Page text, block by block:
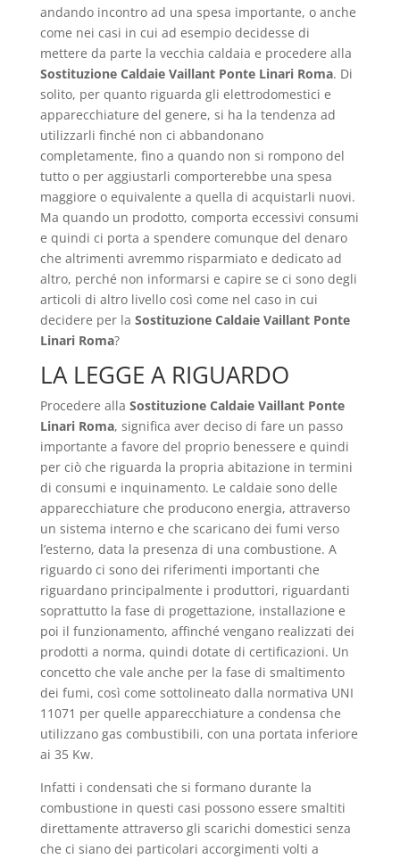
andando incontro ad una spesa importante, o anche
come nei casi in cui ad esempio decidesse di
mettere da parte la vecchia caldaia e procedere alla
Sostituzione Caldaie Vaillant Ponte Linari Roma. Di
solito, per quanto riguarda gli elettrodomestici e
apparecchiature del genere, si ha la tendenza ad
utilizzarli finché non ci abbandonano
completamente, fino a quando non si rompono del
tutto o per aggiustarli comporterebbe una spesa
maggiore o equivalente a quella di acquistarli nuovi.
Ma quando un prodotto, comporta eccessivi consumi
e quindi ci porta a spendere comunque del denaro
che altrimenti avremmo risparmiato e dedicato ad
altro, perché non informarsi e capire se ci sono degli
articoli di altro livello così come nel caso in cui
decidere per la Sostituzione Caldaie Vaillant Ponte
Linari Roma?
LA LEGGE A RIGUARDO
Procedere alla Sostituzione Caldaie Vaillant Ponte
Linari Roma, significa aver deciso di fare un passo
importante a favore del proprio benessere e quindi
per ciò che riguarda la propria abitazione in termini
di consumi e inquinamento. Le caldaie sono delle
apparecchiature che producono energia, attraverso
un sistema interno e che scaricano dei fumi verso
l’esterno, data la presenza di una combustione. A
riguardo ci sono dei riferimenti importanti che
riguardano principalmente i produttori, riguardanti
soprattutto la fase di progettazione, installazione e
poi il funzionamento, affinché vengano realizzati dei
prodotti a norma, quindi dotate di certificazioni. Un
concetto che vale anche per la fase di smaltimento
dei fumi, così come sottolineato dalla normativa UNI
11071 per quelle apparecchiature a condensa che
utilizzano gas combustibili, con una portata inferiore
ai 35 Kw.
Infatti i condensati che si formano durante la
combustione in questi casi possono essere smaltiti
direttamente attraverso gli scarichi domestici senza
che ci siano dei particolari accorgimenti volti a